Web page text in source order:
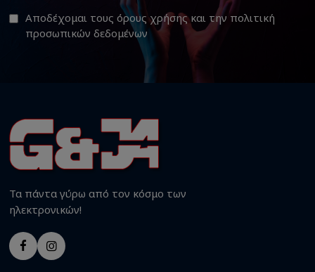
Αποδέχομαι τουςόρους χρήσηςκαι την πολιτική
προσωπικών δεδομένων
Τα πάντα γύρω από τον κόσμο των
ηλεκτρονικών!